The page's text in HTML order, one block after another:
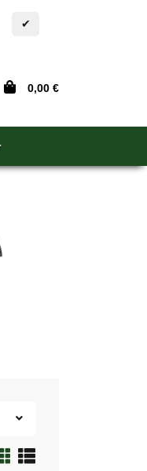
✔
0,00 €
Ihren Ursprung im 18.